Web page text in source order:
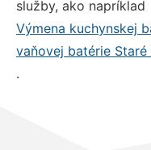
služby, ako napríklad
Výmena kuchynskej
vaňovej batérie Staré
.